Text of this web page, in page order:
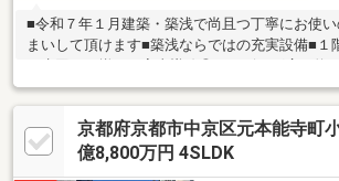
■令和７年１月建築・築浅で尚且つ丁寧にお使
まいして頂けます■築浅ならではの充実設備■１
ューズボックス・食洗機は未使用！・IHクッキ
居室に収納スペースあり・各階にお手洗いあり
ｍ、間口約８.６ｍで駐車もラクラク■５.２５帖
お子様部屋やテレワークスペースにも最適です■
京都府京都市中京区元本能寺町
億8,800万円 4SLDK